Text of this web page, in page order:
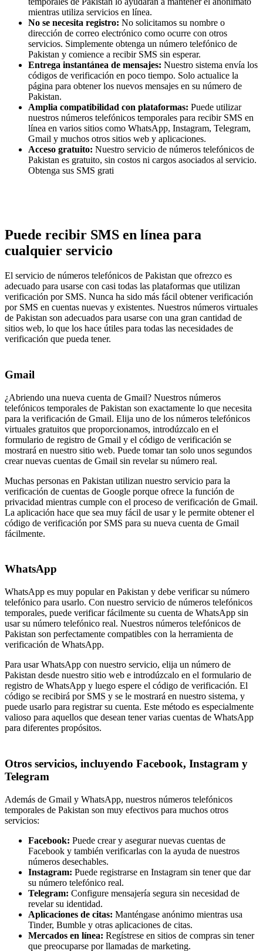
mientras utiliza servicios en línea.
No se necesita registro: No solicitamos su nombre o
dirección de correo electrónico como ocurre con otros
servicios. Simplemente obtenga un número telefónico de
Pakistan y comience a recibir SMS sin esperar.
Entrega instantánea de mensajes: Nuestro sistema envía los
códigos de verificación en poco tiempo. Solo actualice la
página para obtener los nuevos mensajes en su número de
Pakistan.
Amplia compatibilidad con plataformas: Puede utilizar
nuestros números telefónicos temporales para recibir SMS en
línea en varios sitios como WhatsApp, Instagram, Telegram,
Gmail y muchos otros sitios web y aplicaciones.
Acceso gratuito: Nuestro servicio de números telefónicos de
Pakistan es gratuito, sin costos ni cargos asociados al servicio.
Obtenga sus SMS grati
Puede recibir SMS en línea para
cualquier servicio
El servicio de números telefónicos de Pakistan que ofrezco es
adecuado para usarse con casi todas las plataformas que utilizan
verificación por SMS. Nunca ha sido más fácil obtener verificación
por SMS en cuentas nuevas y existentes. Nuestros números virtuales
de Pakistan son adecuados para usarse con una gran cantidad de
sitios web, lo que los hace útiles para todas las necesidades de
verificación que pueda tener.
Gmail
¿Abriendo una nueva cuenta de Gmail? Nuestros números
telefónicos temporales de Pakistan son exactamente lo que necesita
para la verificación de Gmail. Elija uno de los números telefónicos
virtuales gratuitos que proporcionamos, introdúzcalo en el
formulario de registro de Gmail y el código de verificación se
mostrará en nuestro sitio web. Puede tomar tan solo unos segundos
crear nuevas cuentas de Gmail sin revelar su número real.
Muchas personas en Pakistan utilizan nuestro servicio para la
verificación de cuentas de Google porque ofrece la función de
privacidad mientras cumple con el proceso de verificación de Gmail.
La aplicación hace que sea muy fácil de usar y le permite obtener el
código de verificación por SMS para su nueva cuenta de Gmail
fácilmente.
WhatsApp
WhatsApp es muy popular en Pakistan y debe verificar su número
telefónico para usarlo. Con nuestro servicio de números telefónicos
temporales, puede verificar fácilmente su cuenta de WhatsApp sin
usar su número telefónico real. Nuestros números telefónicos de
Pakistan son perfectamente compatibles con la herramienta de
verificación de WhatsApp.
Para usar WhatsApp con nuestro servicio, elija un número de
Pakistan desde nuestro sitio web e introdúzcalo en el formulario de
registro de WhatsApp y luego espere el código de verificación. El
código se recibirá por SMS y se le mostrará en nuestro sistema, y
puede usarlo para registrar su cuenta. Este método es especialmente
valioso para aquellos que desean tener varias cuentas de WhatsApp
para diferentes propósitos.
Otros servicios, incluyendo Facebook, Instagram y
Telegram
Además de Gmail y WhatsApp, nuestros números telefónicos
temporales de Pakistan son muy efectivos para muchos otros
servicios:
Facebook: Puede crear y asegurar nuevas cuentas de
Facebook y también verificarlas con la ayuda de nuestros
números desechables.
Instagram: Puede registrarse en Instagram sin tener que dar
su número telefónico real.
Telegram: Configure mensajería segura sin necesidad de
revelar su identidad.
Aplicaciones de citas: Manténgase anónimo mientras usa
Tinder, Bumble y otras aplicaciones de citas.
Mercados en línea: Regístrese en sitios de compras sin tener
que preocuparse por llamadas de marketing.